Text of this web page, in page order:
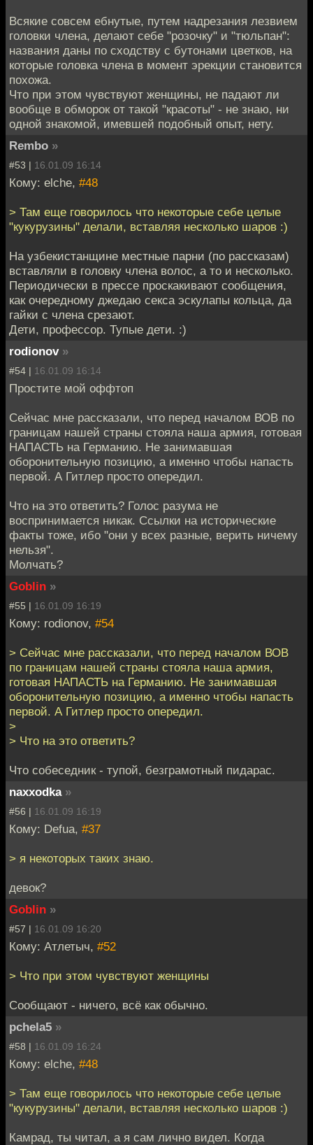
Всякие совсем ебнутые, путем надрезания лезвием
головки члена, делают себе "розочку" и "тюльпан":
названия даны по сходству с бутонами цветков, на
которые головка члена в момент эрекции становится
похожа.
Что при этом чувствуют женщины, не падают ли
вообще в обморок от такой "красоты" - не знаю, ни
одной знакомой, имевшей подобный опыт, нету.
Rembo »
#53 | 16.01.09 16:14
Кому: elche, #48
> Там еще говорилось что некоторые себе целые
"кукурузины" делали, вставляя несколько шаров :)
На узбекистанщине местные парни (по рассказам)
вставляли в головку члена волос, а то и несколько.
Периодически в прессе проскакивают сообщения,
как очередному джедаю секса эскулапы кольца, да
гайки с члена срезают.
Дети, профессор. Тупые дети. :)
rodionov »
#54 | 16.01.09 16:14
Простите мой оффтоп
Сейчас мне рассказали, что перед началом ВОВ по
границам нашей страны стояла наша армия, готовая
НАПАСТЬ на Германию. Не занимавшая
оборонительную позицию, а именно чтобы напасть
первой. А Гитлер просто опередил.
Что на это ответить? Голос разума не
воспринимается никак. Ссылки на исторические
факты тоже, ибо "они у всех разные, верить ничему
нельзя".
Молчать?
Goblin »
#55 | 16.01.09 16:19
Кому: rodionov, #54
> Сейчас мне рассказали, что перед началом ВОВ
по границам нашей страны стояла наша армия,
готовая НАПАСТЬ на Германию. Не занимавшая
оборонительную позицию, а именно чтобы напасть
первой. А Гитлер просто опередил.
>
> Что на это ответить?
Что собеседник - тупой, безграмотный пидарас.
naxxodka »
#56 | 16.01.09 16:19
Кому: Defua, #37
> я некоторых таких знаю.
девок?
Goblin »
#57 | 16.01.09 16:20
Кому: Атлетыч, #52
> Что при этом чувствуют женщины
Сообщают - ничего, всё как обычно.
pchela5 »
#58 | 16.01.09 16:24
Кому: elche, #48
> Там еще говорилось что некоторые себе целые
"кукурузины" делали, вставляя несколько шаров :)
Камрад, ты читал, а я сам лично видел. Когда